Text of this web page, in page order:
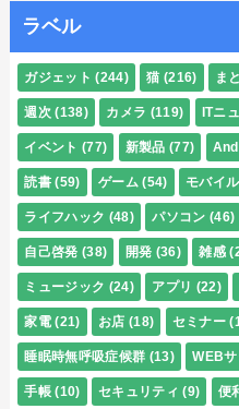
ラベル
ガジェット (244) 猫 (216) ま
週次 (138) カメラ (119) ITニ
イベント (77) 新製品 (77)
読書 (59) ゲーム (54) モバイル
ライフハック (48) パソコン (46)
自己啓発 (38) 開発 (36) 雑感
ミュージック (24) アプリ (22)
家電 (21) お店 (18) セミナー
睡眠時無呼吸症候群 (13) WEB
手帳 (10) セキュリティ (9) 便